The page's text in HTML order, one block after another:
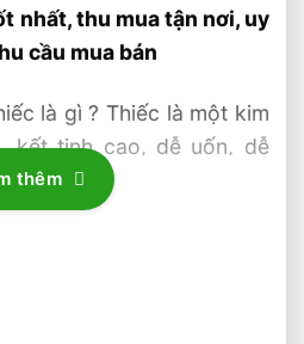
nhất, thu mua tận nơi, uy
cầu mua bán
là gì ? Thiếc là một kim
kết tinh cao, dễ uốn, dễ
thiếc bị bẻ cong, âm
nghe được do song tinh
thêm